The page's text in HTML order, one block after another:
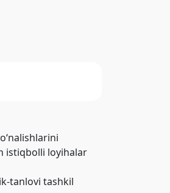
istiqbolli loyihalar
tanlovi tashkil